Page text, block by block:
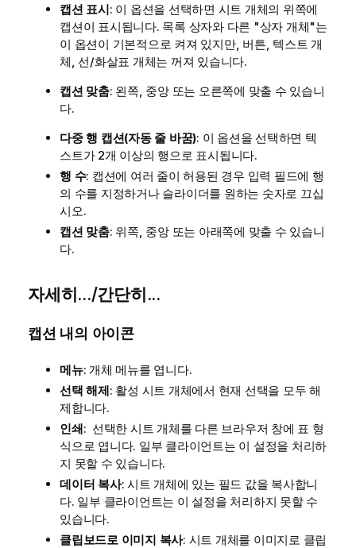
캡션 표시: 이 옵션을 선택하면 시트 개체의 위쪽에
캡션이 표시됩니다. 목록 상자와 다른 "상자 개체"는
이 옵션이 기본적으로 켜져 있지만, 버튼, 텍스트 개
체, 선/화살표 개체는 꺼져 있습니다.
캡션 맞춤: 왼쪽, 중앙 또는 오른쪽에 맞출 수 있습니
다.
다중 행 캡션(자동 줄 바꿈): 이 옵션을 선택하면 텍
스트가 2개 이상의 행으로 표시됩니다.
행 수: 캡션에 여러 줄이 허용된 경우 입력 필드에 행
의 수를 지정하거나 슬라이더를 원하는 숫자로 끄십
시오.
캡션 맞춤: 위쪽, 중앙 또는 아래쪽에 맞출 수 있습니
다.
자세히.../간단히...
캡션 내의 아이콘
메뉴: 개체 메뉴를 엽니다.
선택 해제: 활성 시트 개체에서 현재 선택을 모두 해
제합니다.
인쇄: 선택한 시트 개체를 다른 브라우저 창에 표 형
식으로 엽니다. 일부 클라이언트는 이 설정을 처리하
지 못할 수 있습니다.
데이터 복사: 시트 개체에 있는 필드 값을 복사합니
다. 일부 클라이언트는 이 설정을 처리하지 못할 수
있습니다.
클립보드로 이미지 복사: 시트 개체를 이미지로 클립